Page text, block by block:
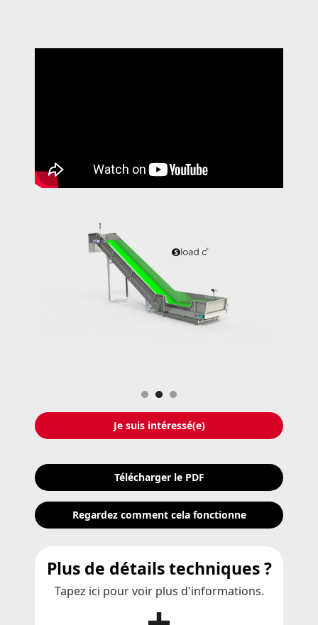
Je suis intéressé(e)
Télécharger le PDF
Regardez comment cela fonctionne
Plus de détails techniques ?
Tapez ici pour voir plus d'informations.